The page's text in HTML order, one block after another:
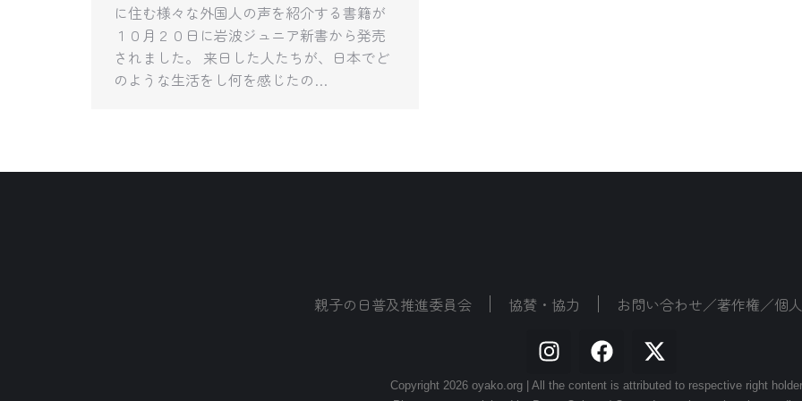
に住む様々な外国人の声を紹介する書籍が
１０月２０日に岩波ジュニア新書から発売
されました。 来日した人たちが、日本でど
のような生活をし何を感じたの…
親子の日普及推進委員会 協賛・協力 お問い合わせ／著作権／個
Copyright 2026 oyako.org | All the content is attributed to respective right